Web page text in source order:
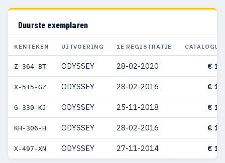
Duurste exemplaren
KENTEKEN UITVOERING 1E REGISTRATIE
Z-364-BT ODYSSEY 28-02-2020 €
X-515-GZ ODYSSEY 28-02-2016 €
G-330-KJ ODYSSEY 25-11-2018 €
KH-306-H ODYSSEY 28-02-2016 €
X-497-XN ODYSSEY 27-11-2014 €